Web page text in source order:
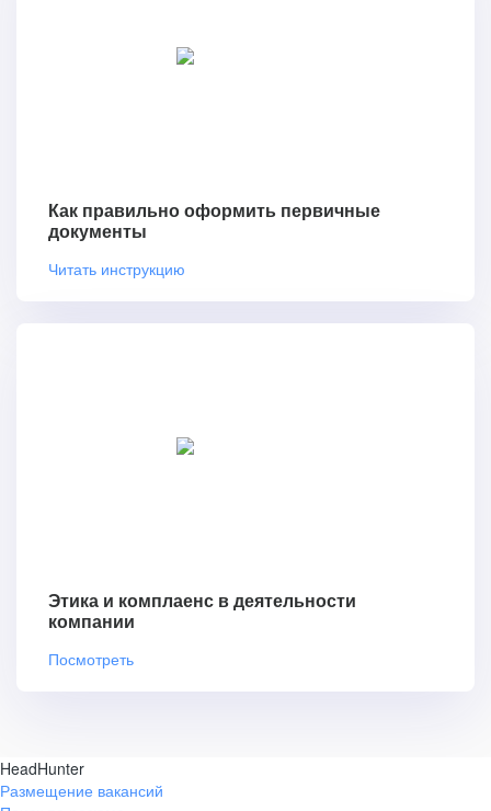
Как правильно оформить первичные
документы
Читать инструкцию
Этика и комплаенс в деятельности
компании
Посмотреть
HeadHunter
Размещение вакансий